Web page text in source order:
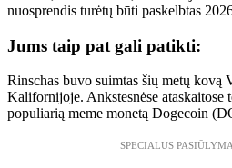
nuosprendis turėtų būti paskelbtas
Jums taip pat gali patikti:
Rinschas buvo suimtas šių metų kovą
Kalifornijoje. Ankstesnėse ataskaitose
populiarią meme monetą Dogecoin
SPECIALUS